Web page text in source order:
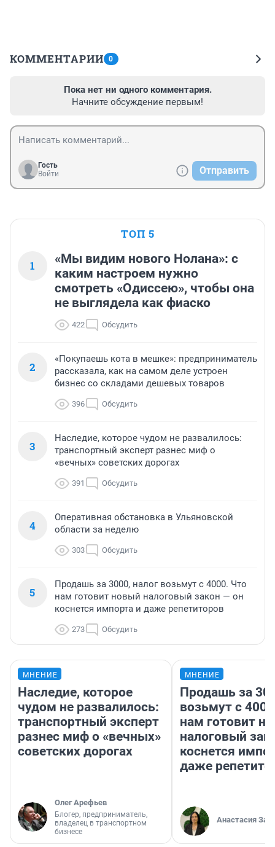
КОММЕНТАРИИ 0
Пока нет ни одного комментария.
Начните обсуждение первым!
Гость
Войти
Отправить
ТОП 5
1
«Мы видим нового Нолана»: с
каким настроем нужно
смотреть «Одиссею», чтобы она
не выглядела как фиаско
422 Обсудить
2
«Покупаешь кота в мешке»: предприниматель
рассказала, как на самом деле устроен
бизнес со складами дешевых товаров
396 Обсудить
3
Наследие, которое чудом не развалилось:
транспортный эксперт разнес миф о
«вечных» советских дорогах
391 Обсудить
4
Оперативная обстановка в Ульяновской
области за неделю
303 Обсудить
5
Продашь за 3000, налог возьмут с 4000. Что
нам готовит новый налоговый закон — он
коснется импорта и даже репетиторов
273 Обсудить
МНЕНИЕ
Наследие, которое
чудом не развалилось:
транспортный эксперт
разнес миф о «вечных»
советских дорогах
Олег Арефьев
Блогер, предприниматель,
владелец в транспортном
бизнесе
МНЕНИЕ
Продашь за
возьмут с
нам готовит
налоговый
коснется
даже
Анастасия